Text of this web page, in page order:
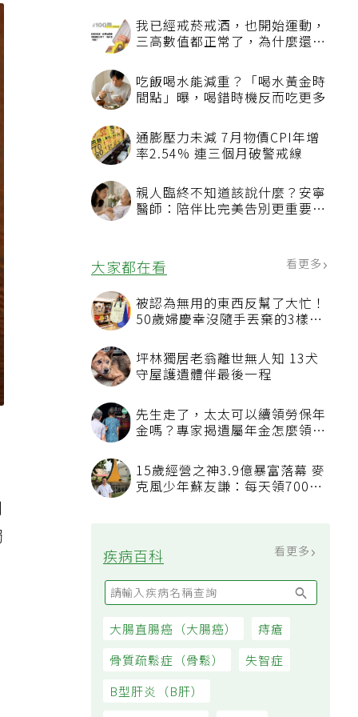
最新文章 看更多
三高數值都正常了，為什麼還不
吃飯喝水能減重？「喝水黃金時